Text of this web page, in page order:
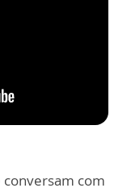
conversam com